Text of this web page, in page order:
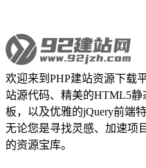
欢迎来到PHP建站资源下载
站源代码、精美的HTML5
板，以及优雅的jQuery前端
无论您是寻找灵感、加速项
的资源宝库。